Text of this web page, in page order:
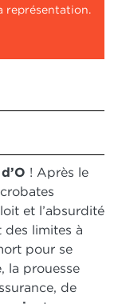
représentation.
! Après le
et l’absurdité
des limites à
pour se
la prouesse
de